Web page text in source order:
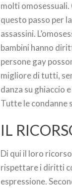
molti omosessuali.
questo passo per
assassini.
bambini hanno
persone gay
migliore di tutti,
danza su ghiaccio
Tutte le condanne
IL
Di qui il loro
rispettare i diritti
espressione.